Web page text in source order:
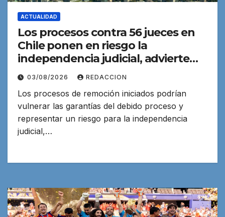
ACTUALIDAD
Los procesos contra 56 jueces en
Chile ponen en riesgo la
independencia judicial, advierte
una experta
03/08/2026 REDACCION
Los procesos de remoción iniciados podrían
vulnerar las garantías del debido proceso y
representar un riesgo para la independencia
judicial,…